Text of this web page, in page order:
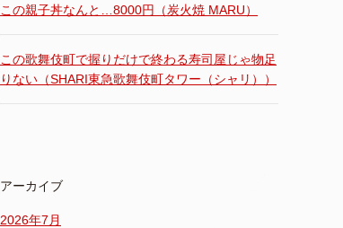
この親子丼なんと…8000円（炭火焼 MARU）
この歌舞伎町で握りだけで終わる寿司屋じゃ物足
りない（SHARI東急歌舞伎町タワー（シャリ））
アーカイブ
2026年7月